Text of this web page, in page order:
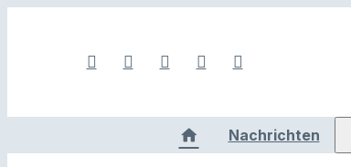
Nachrichten